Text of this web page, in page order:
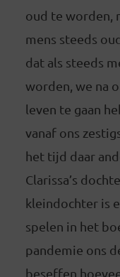
oud te worden,
mens steeds
dat als steeds
worden, we na
leven te gaan
vanaf ons
het tijd daar
Clarissa’s
kleindochter is
spelen in het
pandemie ons
beseffen